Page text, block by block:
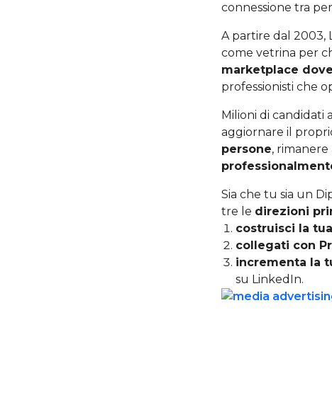
connessione tra
A partire dal 2003,
come vetrina per
marketplace
professionisti che
Milioni di candidati
aggiornare il
persone, rimanere
Sia che tu sia un
tre le direzioni
costruisci la
collegati con
incrementa la
su LinkedIn.